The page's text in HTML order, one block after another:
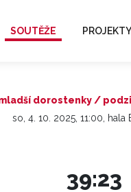
SOUTĚŽE
dorostenky /
so, 4. 10. 2025, 11:00, hala
39:23